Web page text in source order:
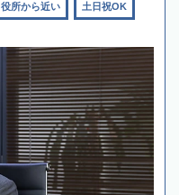
役所から近い 土日祝OK